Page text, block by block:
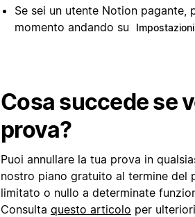
Se sei un utente Notion pagante,
momento andando su
Impostazioni
Cosa succede se
prova?
Puoi annullare la tua prova in
nostro piano gratuito al termine del
limitato o nullo a determinate
Consulta questo articolo per